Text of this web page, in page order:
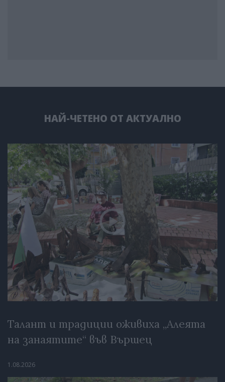
НАЙ-ЧЕТЕНО ОТ АКТУАЛНО
Талант и традиции оживиха „Алеята
на занаятите“ във Вършец
1.08.2026